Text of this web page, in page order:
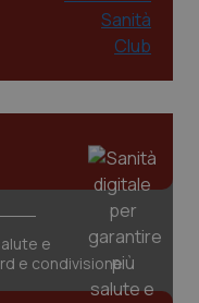
e
e condivisione
www.quotidianosanita.it
Google LLC